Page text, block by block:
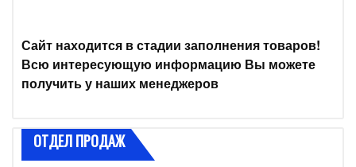
Сайт находится в стадии заполнения товаров!
Всю интересующую информацию Вы можете
получить у наших менеджеров
ОТДЕЛ ПРОДАЖ